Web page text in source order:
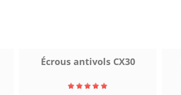
Écrous antivols CX30